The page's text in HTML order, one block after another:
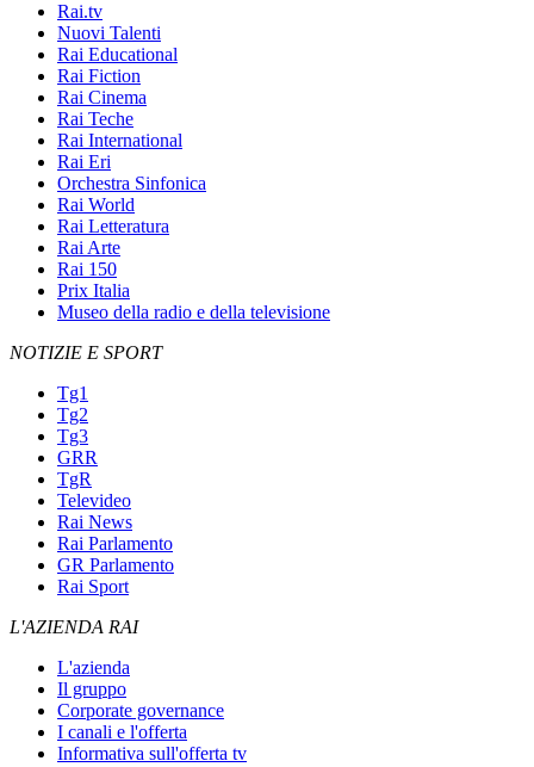
Rai.tv
Nuovi Talenti
Rai Educational
Rai Fiction
Rai Cinema
Rai Teche
Rai International
Rai Eri
Orchestra Sinfonica
Rai World
Rai Letteratura
Rai Arte
Rai 150
Prix Italia
Museo della radio e della televisione
NOTIZIE E SPORT
Tg1
Tg2
Tg3
GRR
TgR
Televideo
Rai News
Rai Parlamento
GR Parlamento
Rai Sport
L'AZIENDA RAI
L'azienda
Il gruppo
Corporate governance
I canali e l'offerta
Informativa sull'offerta tv